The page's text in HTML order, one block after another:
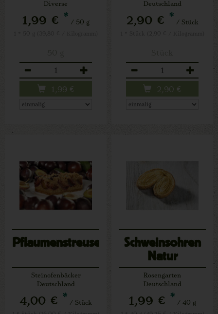
Diverse
1,99 € * / 50 g
1,99 €
Deutschland
2,90 € * / Stück
2,90 €
Pflaumenstreuselkuchen
Steinofenbäcker
Deutschland
4,00 € * / Stück
Schweinsohren
Natur
Rosengarten
Deutschland
1,99 € * / 40 g